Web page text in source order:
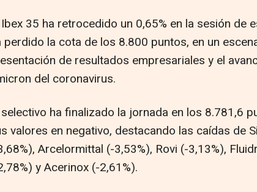
Ibex 35 ha retrocedido un 0,65% en la sesión de
perdido la cota de los 8.800 puntos, en un
de resultados empresariales y el
del coronavirus.
selectivo ha finalizado la jornada en los 8.781,6
valores en negativo, destacando las caídas de
Arcelormittal (-3,53%), Rovi (-3,13%),
y Acerinox (-2,61%).